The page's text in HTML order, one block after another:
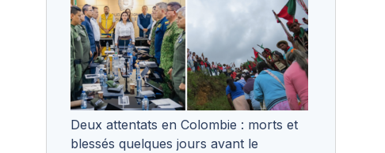
Deux attentats en Colombie : morts et
blessés quelques jours avant le